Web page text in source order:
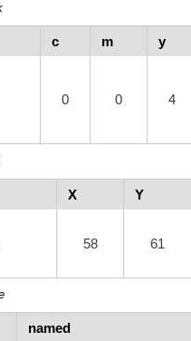
c m y
0 0 4
X Y
58 61
named